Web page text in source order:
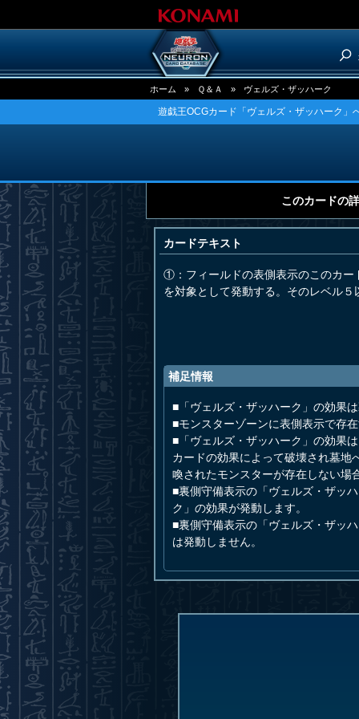
ホーム » Ｑ＆Ａ » ヴェルズ・ザッハーク
遊戯王OCGカード「ヴェルズ・ザッハーク」
このカードの
カードテキスト
①：フィールドの表側表示のこのカー
を対象として発動する。そのレベル
補足情報
■「ヴェルズ・ザッハーク」の効果
■モンスターゾーンに表側表示で存
■「ヴェルズ・ザッハーク」の効果
カードの効果によって破壊され墓地
喚されたモンスターが存在しない場
■裏側守備表示の「ヴェルズ・ザッ
ク」の効果が発動します。
■裏側守備表示の「ヴェルズ・ザッ
は発動しません。